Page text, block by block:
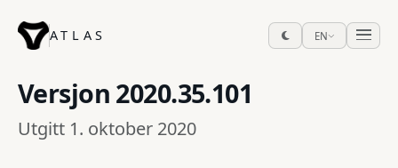
ATLAS EN
Versjon 2020.35.101
Utgitt 1. oktober 2020